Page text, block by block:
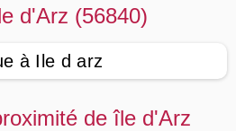
d'Arz (56840)
à Ile d arz
de île d'Arz